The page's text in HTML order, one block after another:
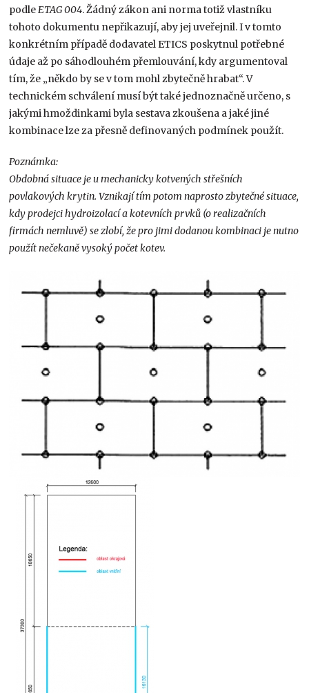
podle ETAG 004. Žádný zákon ani norma totiž vlastníku
tohoto dokumentu nepřikazují, aby jej uveřejnil. I v tomto
konkrétním případě dodavatel ETICS poskytnul potřebné
údaje až po sáhodlouhém přemlouvání, kdy argumentoval
tím, že „někdo by se v tom mohl zbytečně hrabat“. V
technickém schválení musí být také jednoznačně určeno, s
jakými hmoždinkami byla sestava zkoušena a jaké jiné
kombinace lze za přesně definovaných podmínek použít.
Poznámka:
Obdobná situace je u mechanicky kotvených střešních
povlakových krytin. Vznikají tím potom naprosto zbytečné situace,
kdy prodejci hydroizolací a kotevních prvků (o realizačních
firmách nemluvě) se zlobí, že pro jimi dodanou kombinaci je nutno
použít nečekaně vysoký počet kotev.